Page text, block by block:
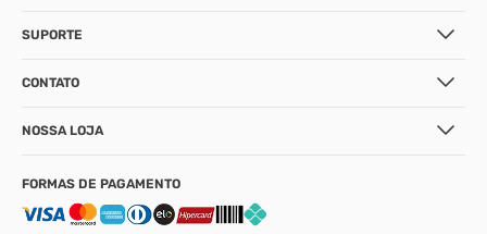
SUPORTE
CONTATO
NOSSA LOJA
FORMAS DE PAGAMENTO